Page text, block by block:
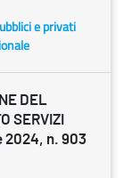
e privati
DEL
SERVIZI
2024, n. 903